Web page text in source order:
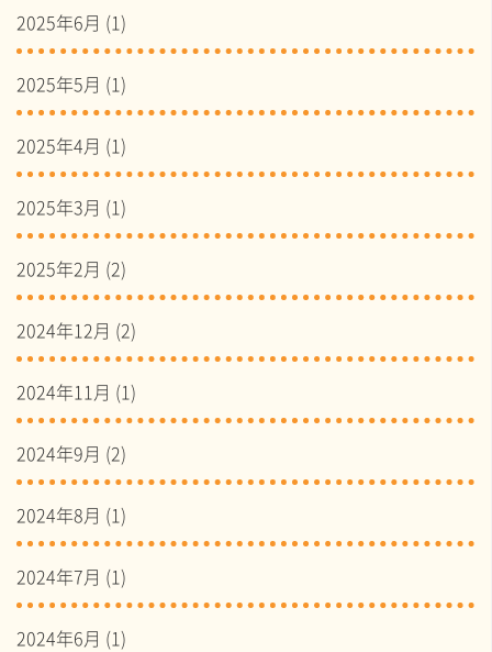
2025年6月 (1)
2025年5月 (1)
2025年4月 (1)
2025年3月 (1)
2025年2月 (2)
2024年12月 (2)
2024年11月 (1)
2024年9月 (2)
2024年8月 (1)
2024年7月 (1)
2024年6月 (1)